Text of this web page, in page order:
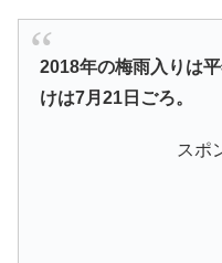
2018年の梅雨入りは
けは7月21日ごろ。
スポ